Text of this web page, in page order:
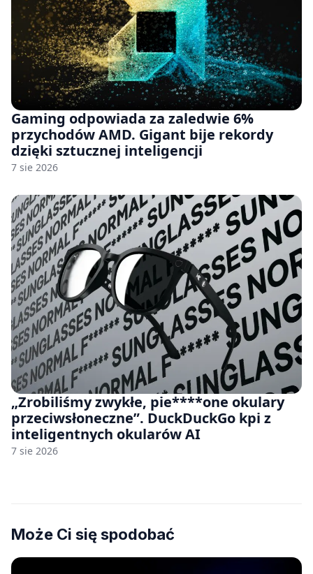
Gaming odpowiada za zaledwie 6%
przychodów AMD. Gigant bije rekordy
dzięki sztucznej inteligencji
7 sie 2026
„Zrobiliśmy zwykłe, pie****one okulary
przeciwsłoneczne”. DuckDuckGo kpi z
inteligentnych okularów AI
7 sie 2026
Może Ci się spodobać